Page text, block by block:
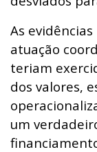
As
atuação
teriam
dos valores,
um